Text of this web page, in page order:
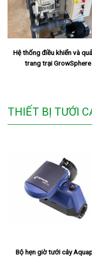
Hệ thống điều khiển và
trang trại GrowSphere
THIẾT BỊ TƯỚI
Bộ hẹn giờ tưới cây